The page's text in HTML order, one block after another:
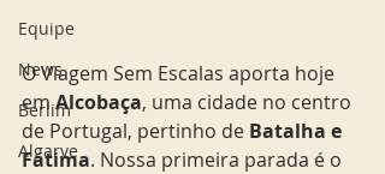
Equipe
News
Berlim
Algarve
O Viagem Sem Escalas aporta hoje
em Alcobaça, uma cidade no centro
de Portugal, pertinho de Batalha e
Fátima. Nossa primeira parada é o